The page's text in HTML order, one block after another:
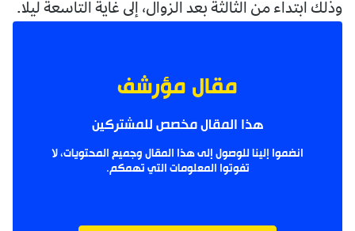
وذلك ابتداء من الثالثة بعد الزوال، إلى غاية التاسعة ليلا.
مقال مؤرشف
هذا المقال مخصص للمشتركين
انضموا إلينا للوصول إلى هذا المقال وجميع المحتويات، لا
تفوتوا المعلومات التي تهمكم.